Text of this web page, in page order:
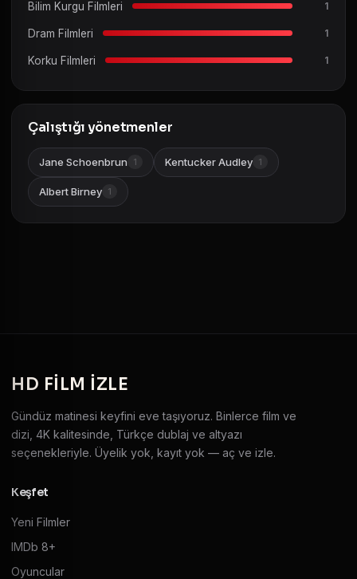
Bilim Kurgu Filmleri 1
Dram Filmleri 1
Korku Filmleri 1
Çalıştığı yönetmenler
Jane Schoenbrun 1 Kentucker Audley 1
Albert Birney 1
HD FILM IZLE
Gündüz matinesi keyfini eve taşıyoruz. Binlerce film ve
dizi, 4K kalitesinde, Türkçe dublaj ve altyazı
seçenekleriyle. Üyelik yok, kayıt yok — aç ve izle.
Keşfet
Yeni Filmler
IMDb 8+
Oyuncular